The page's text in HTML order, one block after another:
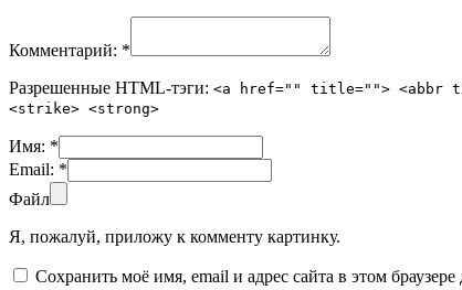
Комментарий: *
Разрешенные HTML-тэги: <a href="" title=""> <abbr
<strike> <strong>
Имя: *
Email: *
Файл
Я, пожалуй, приложу к комменту картинку.
Сохранить моё имя, email и адрес сайта в этом